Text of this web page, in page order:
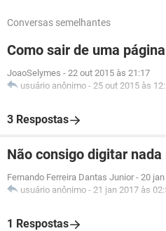
Conversas semelhantes
Como sair de uma página
JoaoSelymes - 22 out 2015 às 21:17
usuário anônimo - 25 out 2015 às
3 Respostas
Não consigo digitar nada
Fernando Ferreira Dantas Junior - 20
usuário anônimo - 21 jan 2017 às
1 Respostas